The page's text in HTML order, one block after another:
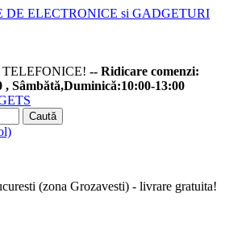
-- Ridicare comenzi:
Sâmbătă,Duminică:10:00-13:00
Caută
(zona Grozavesti) - livrare gratuita!